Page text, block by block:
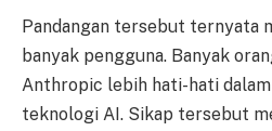
Pandangan tersebut ternyata
banyak pengguna. Banyak
Anthropic lebih hati-hati
teknologi AI. Sikap tersebut